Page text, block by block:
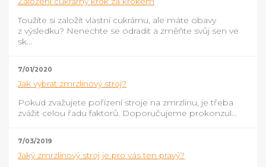
Toužíte si založit vlastní cukrárnu, ale máte obavy
z výsledku? Nenechte se odradit a změňte svůj sen ve
sk...
7/01/2020
Jak vybrat zmrzlinový stroj?
Pokud zvažujete pořízení stroje na zmrzlinu, je třeba
zvážit celou řadu faktorů. Doporučujeme prokonzul...
7/03/2019
Jaký zmrzlinový stroj je pro vás ten pravý?